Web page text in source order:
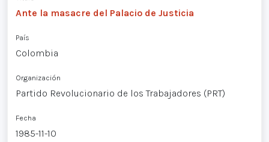
Ante la masacre del Palacio de Justicia
País
Colombia
Organización
Partido Revolucionario de los Trabajadores (PRT)
Fecha
1985-11-10